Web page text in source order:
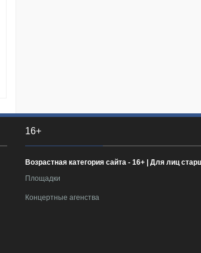
16+
Возрастная категория сайта - 16+ | Для лиц
Площадки
Концертные агенства